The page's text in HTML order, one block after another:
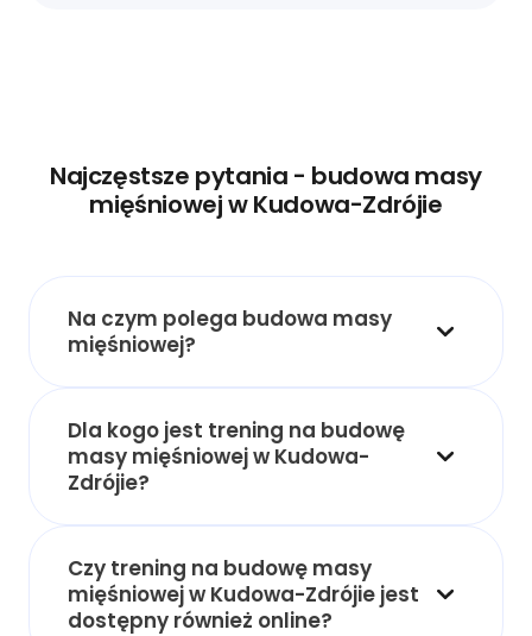
Najczęstsze pytania - budowa masy
mięśniowej w Kudowa-Zdrójie
Na czym polega budowa masy
mięśniowej?
Dla kogo jest trening na budowę
masy mięśniowej w Kudowa-
Zdrójie?
Czy trening na budowę masy
mięśniowej w Kudowa-Zdrójie jest
dostępny również online?